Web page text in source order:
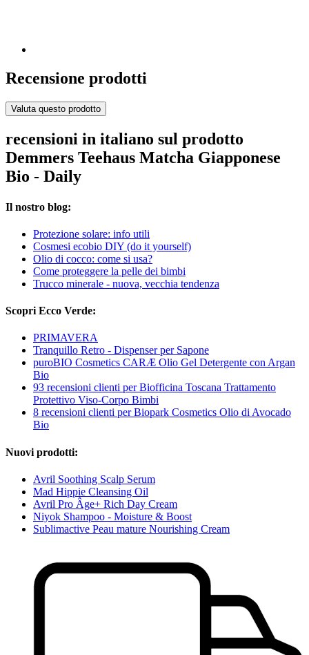
Recensione prodotti
Valuta questo prodotto
recensioni in italiano sul prodotto
Demmers Teehaus Matcha Giapponese
Bio - Daily
Il nostro blog:
Protezione solare: info utili
Cosmesi ecobio DIY (do it yourself)
Olio di cocco: come si usa?
Come proteggere la pelle dei bimbi
Trucco minerale - nuova, vecchia tendenza
Scopri Ecco Verde:
PRIMAVERA
Tranquillo Retro - Dispenser per Sapone
puroBIO Cosmetics CARÆ Olio Gel Detergente con Argan
Bio
93 recensioni clienti per Biofficina Toscana Trattamento
Protettivo Viso-Corpo Bimbi
8 recensioni clienti per Biopark Cosmetics Olio di Avocado
Bio
Nuovi prodotti:
Avril Soothing Scalp Serum
Mad Hippie Cleansing Oil
Avril Pro Âge+ Rich Day Cream
Niyok Shampoo - Moisture & Boost
Sublimactive Peau mature Nourishing Cream